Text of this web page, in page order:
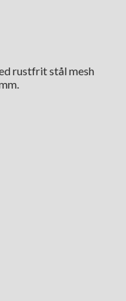
rustfrit stål mesh